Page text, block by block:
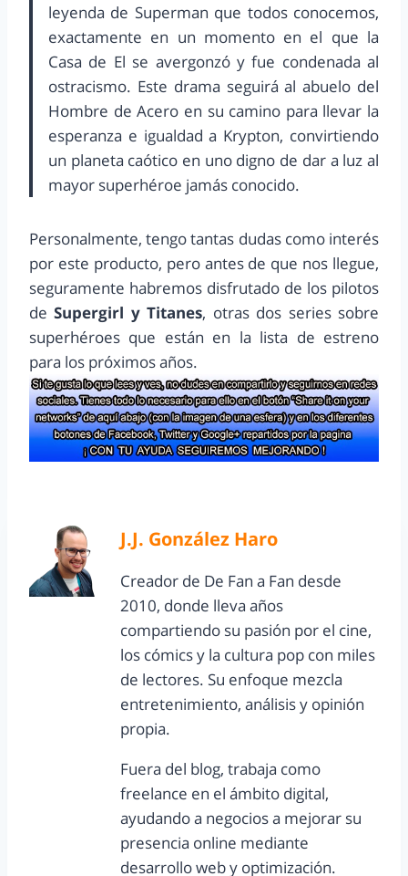
leyenda de Superman que todos conocemos,
exactamente en un momento en el que la
Casa de El se avergonzó y fue condenada al
ostracismo. Este drama seguirá al abuelo del
Hombre de Acero en su camino para llevar la
esperanza e igualdad a Krypton, convirtiendo
un planeta caótico en uno digno de dar a luz al
mayor superhéroe jamás conocido.
Personalmente, tengo tantas dudas como interés
por este producto, pero antes de que nos llegue,
seguramente habremos disfrutado de los pilotos
deSupergirl y Titanes, otras dos series sobre
superhéroes que están en la lista de estreno
para los próximos años.
J.J. González Haro
Creador de De Fan a Fan desde
2010, donde lleva años
compartiendo su pasión por el cine,
los cómics y la cultura pop con miles
de lectores. Su enfoque mezcla
entretenimiento, análisis y opinión
propia.
Fuera del blog, trabaja como
freelance en el ámbito digital,
ayudando a negocios a mejorar su
presencia online mediante
desarrollo web y optimización.